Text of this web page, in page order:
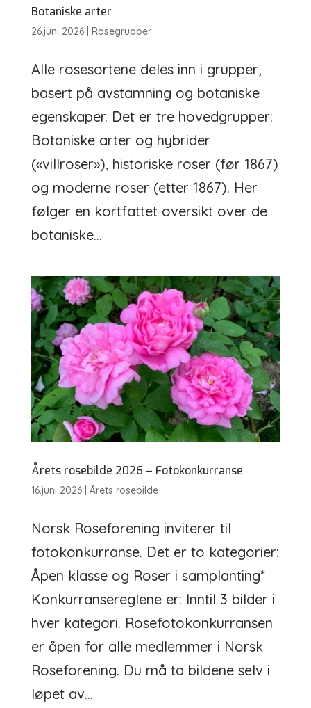
Botaniske arter
26.juni 2026| Rosegrupper
Alle rosesortene deles inn i grupper,
basert på avstamning og botaniske
egenskaper. Det er tre hovedgrupper:
Botaniske arter og hybrider
(«villroser»), historiske roser (før 1867)
og moderne roser (etter 1867). Her
følger en kortfattet oversikt over de
botaniske...
Årets rosebilde 2026 – Fotokonkurranse
16.juni 2026| Årets rosebilde
Norsk Roseforening inviterer til
fotokonkurranse. Det er to kategorier:
Åpen klasse og Roser i samplanting*
Konkurransereglene er: Inntil 3 bilder i
hver kategori. Rosefotokonkurransen
er åpen for alle medlemmer i Norsk
Roseforening. Du må ta bildene selv i
løpet av...